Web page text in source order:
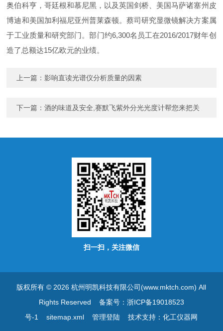
奥伯科亨，哥廷根和慕尼黑，以及英国剑桥、美国马萨诸塞州皮
博迪和美国加利福尼亚州普莱森顿。蔡司研究显微镜解决方案属
于工业质量和研究部门。部门约6,300名员工在2016/2017财年创
造了总额达15亿欧元的业绩。
上一篇：影响直读光谱仪分析质量的因素
下一篇：酒的味道及安全,赛默飞紫外分光光度计帮您来把关
扫一扫，关注微信
版权所有 © 2026 杭州明凯科技有限公司(www.mktch.com) All
Rights Reserved 备案号：浙ICP备19018523
号-1
sitemap.xml 管理登陆 技术支持：化工仪器网